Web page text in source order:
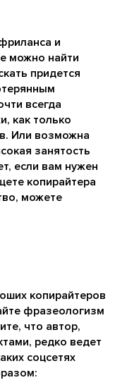
и
можно найти
придется
всегда
как только
Или возможна
занятость
если вам нужен
копирайтера
можете
копирайтеров
фразеологизм
что автор,
редко ведет
соцсетях